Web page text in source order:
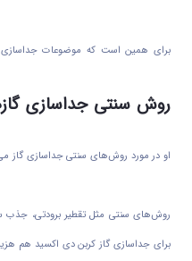
برای همین است که موضوعات جداسازی
روش سنتی جداسازی
او در مورد روش‌های سنتی جداسازی گاز
روش‌های سنتی مثل تقطیر برودتی، جذب
برای جداسازی گاز کربن دی اکسید هم